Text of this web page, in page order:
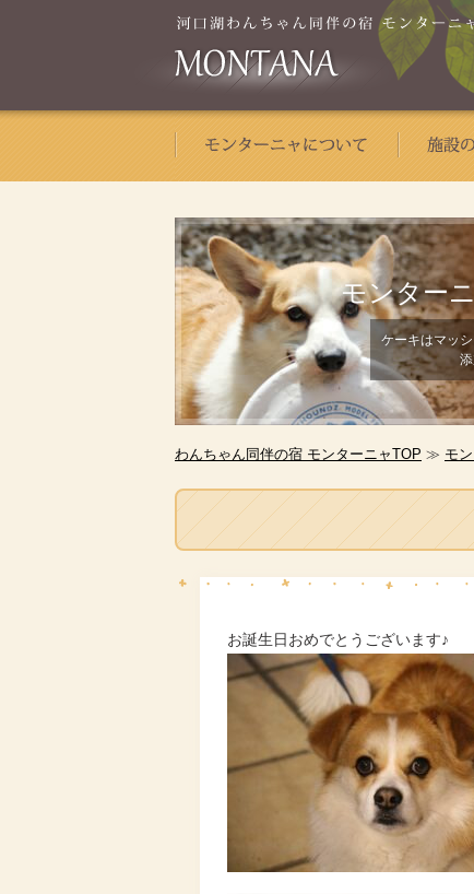
モンター
ケーキはマッ
わんちゃん同伴の宿 モンターニャTOP ≫ モ
お誕生日おめでとうございます♪